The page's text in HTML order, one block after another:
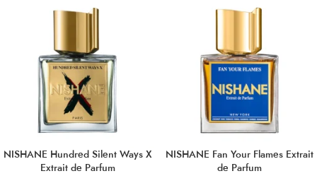
NISHANE Hundred Silent Ways X
Extrait de Parfum
NISHANE Fan Your Flames Extrait
de Parfum